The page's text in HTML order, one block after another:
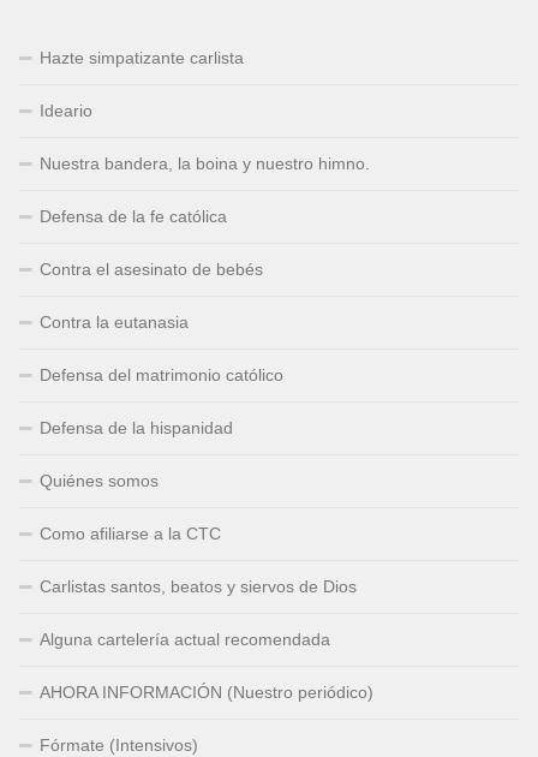
Hazte simpatizante carlista
Ideario
Nuestra bandera, la boina y nuestro himno.
Defensa de la fe católica
Contra el asesinato de bebés
Contra la eutanasia
Defensa del matrimonio católico
Defensa de la hispanidad
Quiénes somos
Como afiliarse a la CTC
Carlistas santos, beatos y siervos de Dios
Alguna cartelería actual recomendada
AHORA INFORMACIÓN (Nuestro periódico)
Fórmate (Intensivos)